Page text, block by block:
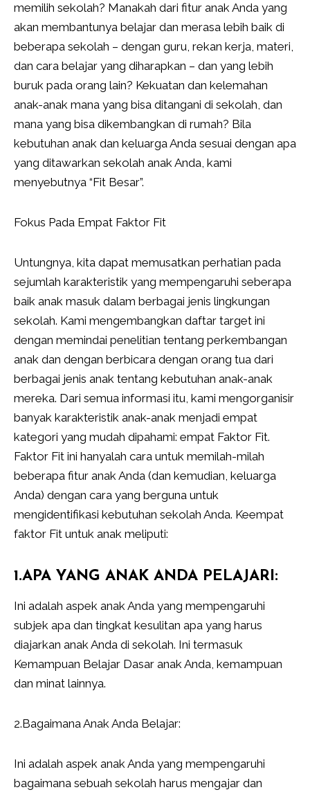
memilih sekolah? Manakah dari fitur anak Anda yang
akan membantunya belajar dan merasa lebih baik di
beberapa sekolah – dengan guru, rekan kerja, materi,
dan cara belajar yang diharapkan – dan yang lebih
buruk pada orang lain? Kekuatan dan kelemahan
anak-anak mana yang bisa ditangani di sekolah, dan
mana yang bisa dikembangkan di rumah? Bila
kebutuhan anak dan keluarga Anda sesuai dengan apa
yang ditawarkan sekolah anak Anda, kami
menyebutnya “Fit Besar”.
Fokus Pada Empat Faktor Fit
Untungnya, kita dapat memusatkan perhatian pada
sejumlah karakteristik yang mempengaruhi seberapa
baik anak masuk dalam berbagai jenis lingkungan
sekolah. Kami mengembangkan daftar target ini
dengan memindai penelitian tentang perkembangan
anak dan dengan berbicara dengan orang tua dari
berbagai jenis anak tentang kebutuhan anak-anak
mereka. Dari semua informasi itu, kami mengorganisir
banyak karakteristik anak-anak menjadi empat
kategori yang mudah dipahami: empat Faktor Fit.
Faktor Fit ini hanyalah cara untuk memilah-milah
beberapa fitur anak Anda (dan kemudian, keluarga
Anda) dengan cara yang berguna untuk
mengidentifikasi kebutuhan sekolah Anda. Keempat
faktor Fit untuk anak meliputi:
1.APA YANG ANAK ANDA PELAJARI:
Ini adalah aspek anak Anda yang mempengaruhi
subjek apa dan tingkat kesulitan apa yang harus
diajarkan anak Anda di sekolah. Ini termasuk
Kemampuan Belajar Dasar anak Anda, kemampuan
dan minat lainnya.
2.Bagaimana Anak Anda Belajar:
Ini adalah aspek anak Anda yang mempengaruhi
bagaimana sebuah sekolah harus mengajar dan